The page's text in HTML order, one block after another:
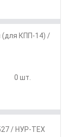
(для КПП-14) /
0 шт.
/ НУР-ТЕХ